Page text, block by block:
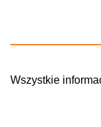
Wszystkie